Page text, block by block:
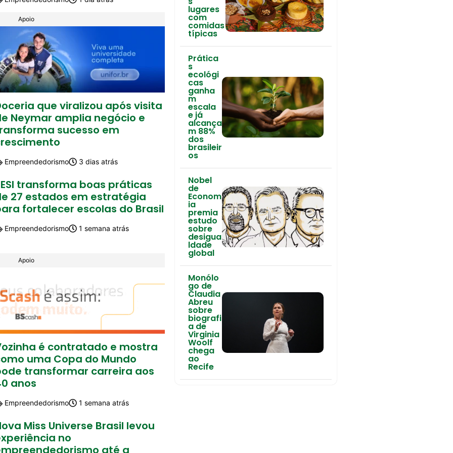
Apoio
que viralizou após visita
Neymar amplia negócio e
sucesso em
Empreendedorismo 3 dias atrás
transforma boas práticas
27 estados em estratégia
fortalecer escolas do Brasil
Empreendedorismo 1 semana atrás
Apoio
é contratado e mostra
uma Copa do Mundo
transformar carreira aos
anos
Empreendedorismo 1 semana atrás
Miss Universe Brasil levou
no
até a
lugares
com
comidas
típicas
Prática
s
ecológi
cas
ganha
m
escala
e já
alcança
m 88%
dos
brasileir
os
Nobel
de
Econom
ia
premia
estudo
sobre
desigua
ldade
global
Monólo
go de
Claudia
Abreu
sobre
biografi
a de
Virginia
Woolf
chega
ao
Recife